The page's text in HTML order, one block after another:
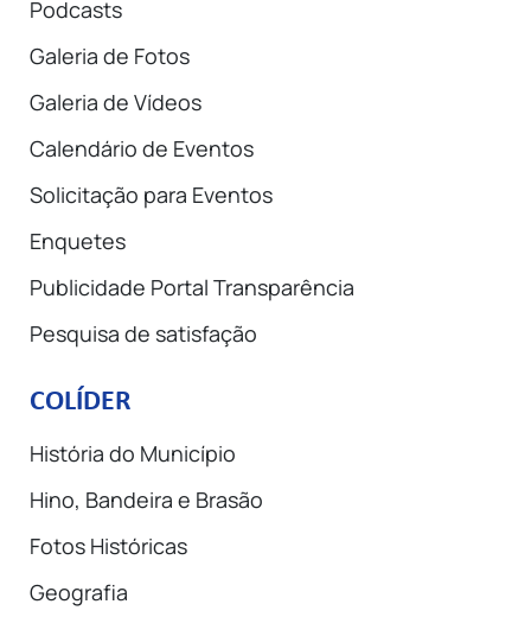
Podcasts
Galeria de Fotos
Galeria de Vídeos
Calendário de Eventos
Solicitação para Eventos
Enquetes
Publicidade Portal Transparência
Pesquisa de satisfação
COLÍDER
História do Município
Hino, Bandeira e Brasão
Fotos Históricas
Geografia